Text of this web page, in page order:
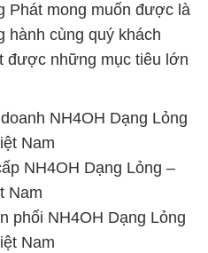
Phát mong muốn được là
hành cùng quý khách
được những mục tiêu lớn
NH4OH Dạng Lỏng
Nam
NH4OH Dạng Lỏng –
Nam
phối NH4OH Dạng Lỏng
Nam